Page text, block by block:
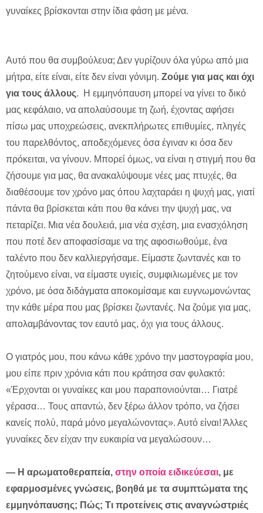
γυναίκες βρίσκονται στην ίδια φάση με μένα.
Αυτό που θα συμβούλευα; Δεν γυρίζουν όλα γύρω από μια
μήτρα, είτε είναι, είτε δεν είναι γόνιμη. Ζούμε για μας και όχι
για τους άλλους. Η εμμηνόπαυση μπορεί να γίνει το δικό
μας κεφάλαιο, να απολαύσουμε τη ζωή, έχοντας αφήσει
πίσω μας υποχρεώσεις, ανεκπλήρωτες επιθυμίες, πληγές
του παρελθόντος, αποδεχόμενες όσα έγιναν κι όσα δεν
πρόκειται, να γίνουν. Μπορεί όμως, να είναι η στιγμή που θα
ζήσουμε για μας, θα ανακαλύψουμε νέες μας πτυχές, θα
διαθέσουμε τον χρόνο μας όπου λαχταράει η ψυχή μας, γιατί
πάντα θα βρίσκεται κάτι που θα κάνει την ψυχή μας, να
πεταρίζει. Μια νέα δουλειά, μια νέα σχέση, μια ενασχόληση
που ποτέ δεν αποφασίσαμε να της αφοσιωθούμε, ένα
ταλέντο που δεν καλλιεργήσαμε. Είμαστε ζωντανές και το
ζητούμενο είναι, να είμαστε υγιείς, συμφιλιωμένες με τον
χρόνο, με όσα διδάγματα αποκομίσαμε και ευγνωμονώντας
την κάθε μέρα που μας βρίσκει ζωντανές. Να ζούμε για μας,
απολαμβάνοντας τον εαυτό μας, όχι για τους άλλους.
Ο γιατρός μου, που κάνω κάθε χρόνο την μαστογραφία μου,
μου είπε πριν χρόνια κάτι που κράτησα σαν φυλακτό:
«Έρχονται οι γυναίκες και μου παραπονιούνται… Γιατρέ
γέρασα… Τους απαντώ, δεν ξέρω άλλον τρόπο, να ζήσει
κανείς πολύ, παρά μόνο μεγαλώνοντας». Αυτό είναι! Άλλες
γυναίκες δεν είχαν την ευκαιρία να μεγαλώσουν…
— Η αρωματοθεραπεία, στην οποία ειδικεύεσαι, με
εφαρμοσμένες γνώσεις, βοηθά με τα συμπτώματα της
εμμηνόπαυσης; Πώς; Τι προτείνεις στις αναγνώστριές